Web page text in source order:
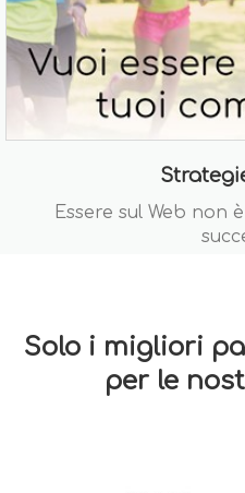
Essere sul Web non
Solo i migliori
per le